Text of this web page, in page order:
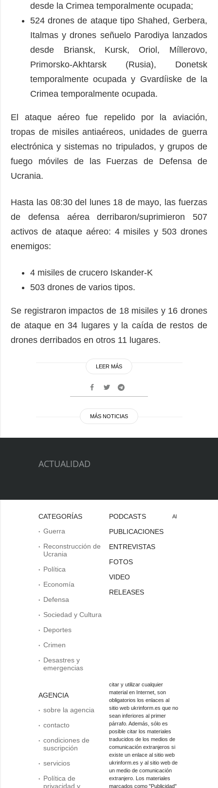
desde la Crimea temporalmente ocupada;
524 drones de ataque tipo Shahed, Gerbera,
Italmas y drones señuelo Parodiya lanzados
desde Briansk, Kursk, Oriol, Míllerovo,
Primorsko-Akhtarsk (Rusia), Donetsk
temporalmente ocupada y Gvardíiske de la
Crimea temporalmente ocupada.
El ataque aéreo fue repelido por la aviación,
tropas de misiles antiaéreos, unidades de guerra
electrónica y sistemas no tripulados, y grupos de
fuego móviles de las Fuerzas de Defensa de
Ucrania.
Hasta las 08:30 del lunes 18 de mayo, las fuerzas
de defensa aérea derribaron/suprimieron 507
activos de ataque aéreo: 4 misiles y 503 drones
enemigos:
4 misiles de crucero Iskander-K
503 drones de varios tipos.
Se registraron impactos de 18 misiles y 16 drones
de ataque en 34 lugares y la caída de restos de
drones derribados en otros 11 lugares.
LEER MÁS
MÁS NOTICIAS
ACTUALIDAD
CATEGORÍAS
Guerra
Reconstrucción de
Ucrania
Política
Economía
Defensa
Sociedad y Cultura
Deportes
Crimen
Desastres y
emergencias
AGENCIA
sobre la agencia
contacto
condiciones de
suscripción
servicios
Política de
privacidad y
PODCASTS
PUBLICACIONES
ENTREVISTAS
FOTOS
VIDEO
RELEASES
Al
citar y utilizar cualquier
material en Internet, son
obligatorios los enlaces al
sitio web ukrinform.es que no
sean inferiores al primer
párrafo. Además, sólo es
posible citar los materiales
traducidos de los medios de
comunicación extranjeros si
existe un enlace al sitio web
ukrinform.es y al sitio web de
un medio de comunicación
extranjero. Los materiales
marcados como "Publicidad"